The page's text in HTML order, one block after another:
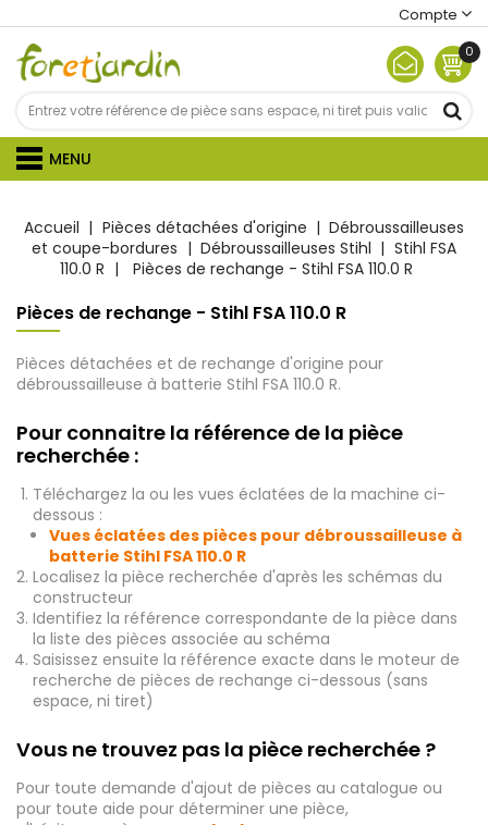
Compte
0
MENU
Accueil Pièces détachées d'origine
Débroussailleuses
et coupe-bordures
Débroussailleuses Stihl
Stihl FSA
110.0 R
Pièces de rechange - Stihl FSA 110.0 R
Pièces de rechange - Stihl FSA 110.0 R
Pièces détachées et de rechange d'origine pour
débroussailleuse à batterie Stihl FSA 110.0 R.
Pour connaitre la référence de la pièce
recherchée :
Téléchargez la ou les vues éclatées de la machine ci-
dessous :
Vues éclatées des pièces pour débroussailleuse à
batterie Stihl FSA 110.0 R
Localisez la pièce recherchée d'après les schémas du
constructeur
Identifiez la référence correspondante de la pièce dans
la liste des pièces associée au schéma
Saisissez ensuite la référence exacte dans le moteur de
recherche de pièces de rechange ci-dessous (sans
espace, ni tiret)
Vous ne trouvez pas la pièce recherchée ?
Pour toute demande d'ajout de pièces au catalogue ou
pour toute aide pour déterminer une pièce,